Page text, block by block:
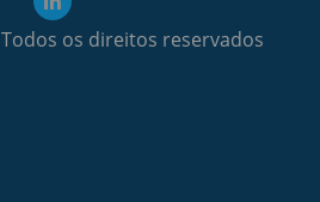
Todos os direitos reservados